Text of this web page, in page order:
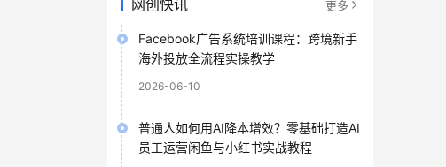
网创快讯 更多
Facebook广告系统培训课程：跨境新手
海外投放全流程实操教学
2026-06-10
普通人如何用AI降本增效？零基础打造AI
员工运营闲鱼与小红书实战教程